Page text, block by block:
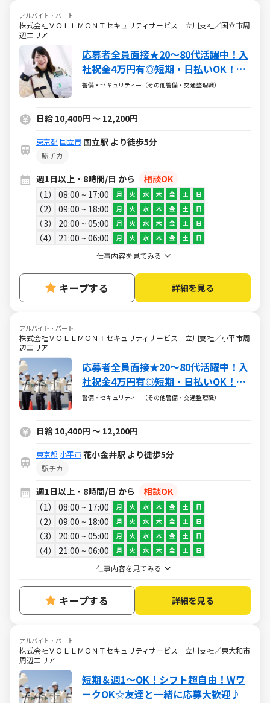
アルバイト・パート
株式会社ＶＯＬＬＭＯＮＴセキュリティサービス 立川支社／国立市周
辺エリア
応募者全員面接★20～80代活躍中！入
社祝金4万円有◎短期・日払いOK！副
業可
警備・セキュリティー（その他警備・交通整理職）
日給 10,400円 ～ 12,200円
東京都 国立市 国立駅 より徒歩5分
駅チカ
週1日以上・8時間/日 から
相談OK
1
08:00 ~ 17:00 月 火 水 木 金 土 日
2 09:00 ~ 18:00 月 火 水 木 金 土 日
3 20:00 ~ 05:00 月 火 水 木 金 土 日
4 21:00 ~ 06:00 月 火 水 木 金 土 日
仕事内容を見てみる
キープする 詳細を見る
アルバイト・パート
株式会社ＶＯＬＬＭＯＮＴセキュリティサービス 立川支社／小平市周
辺エリア
応募者全員面接★20～80代活躍中！入
社祝金4万円有◎短期・日払いOK！副
業可
警備・セキュリティー（その他警備・交通整理職）
日給 10,400円 ～ 12,200円
東京都 小平市花小金井駅 より徒歩5分
駅チカ
週1日以上・8時間/日 から
相談OK
1
08:00 ~ 17:00 月 火 水 木 金 土 日
2 09:00 ~ 18:00 月 火 水 木 金 土 日
3 20:00 ~ 05:00 月 火 水 木 金 土 日
4 21:00 ~ 06:00 月 火 水 木 金 土 日
仕事内容を見てみる
キープする 詳細を見る
アルバイト・パート
株式会社ＶＯＬＬＭＯＮＴセキュリティサービス 立川支社／東大和市
周辺エリア
短期＆週1～OK！シフト超自由！Wワ
ークOK☆友達と一緒に応募大歓迎♪